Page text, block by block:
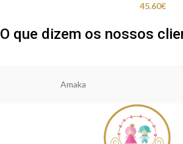
45.60€
O que dizem os nossos
Amaka